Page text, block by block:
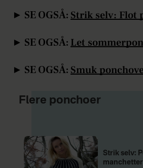
► SE OGSÅ: Strik selv: Flot
► SE OGSÅ: Let
► SE OGSÅ: Smuk
Flere ponchoer
Strik selv:
manchetter